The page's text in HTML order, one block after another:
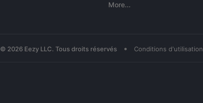
More...
© 2026 Eezy LLC. Tous droits réservés • Conditions d'utilisation